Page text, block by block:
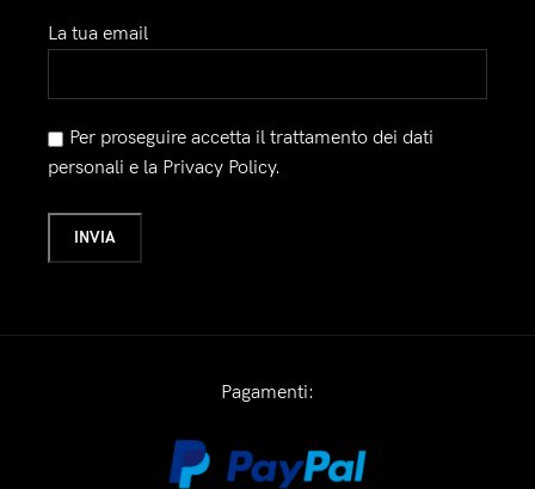
La tua email
Per proseguire accetta il trattamento dei dati
personali e la Privacy Policy.
Pagamenti: